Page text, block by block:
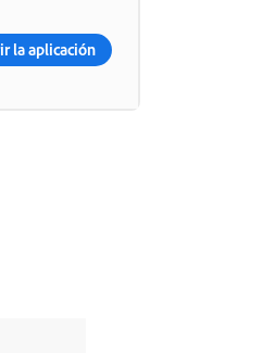
la aplicación